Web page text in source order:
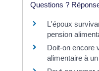
Questions ?
L'époux
pension
Doit-on encore
alimentaire à